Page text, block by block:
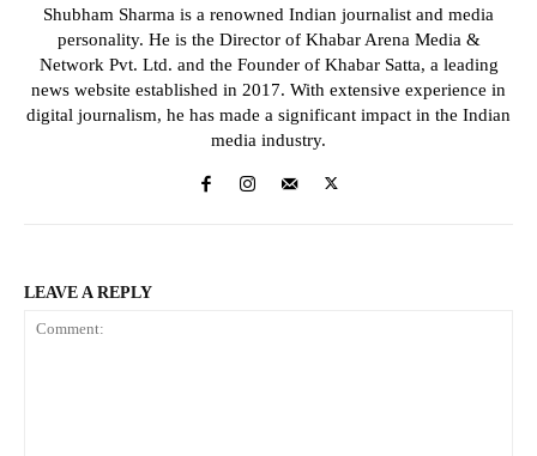
Shubham Sharma is a renowned Indian journalist and media
personality. He is the Director of Khabar Arena Media &
Network Pvt. Ltd. and the Founder of Khabar Satta, a leading
news website established in 2017. With extensive experience in
digital journalism, he has made a significant impact in the Indian
media industry.
LEAVE A REPLY